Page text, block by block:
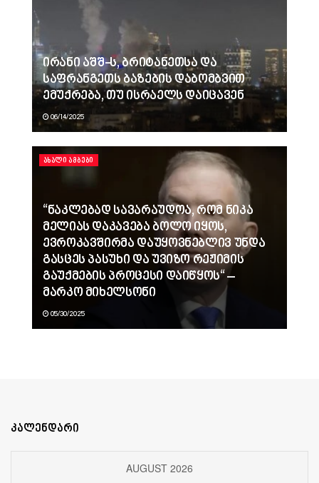
ირანი აშშ-ს, ბრიტანეთსა და
საფრანგეთს ბაზების დაბომბვით
ემუქრება, თუ ისრაელს დაიცავენ
06/14/2025
ᲐᲮᲐᲚᲘ ᲐᲛᲑᲔᲑᲘ
“ნაკლებად სავარაუდოა, რომ ნიკა
მელიას დაკავება ბოლო იყოს,
ევროკავშირმა დაუყოვნებლივ უნდა
გასცეს პასუხი და უვიზო რეჟიმის
გაუქმების პროცესი დაიწყოს“ –
მარკო მიხელსონი
05/30/2025
კალენდარი
AUGUST 2026